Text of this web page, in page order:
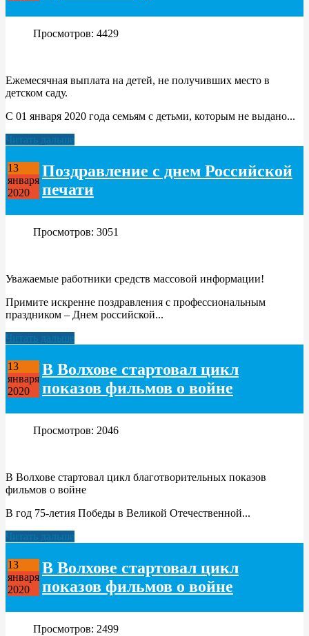
Просмотров: 4429
Ежемесячная выплата на детей, не получивших место в
детском саду.
С 01 января 2020 года семьям с детьми, которым не выдано...
Читать дальше
13
января
2020
Поздравление с днем Российской
печати
Просмотров: 3051
Уважаемые работники средств массовой информации!
Примите искренне поздравления с профессиональным
праздником – Днем российской...
Читать дальше
13
января
2020
В Волхове стартовал цикл
показов фильмов о войне
Просмотров: 2046
В Волхове стартовал цикл благотворительных показов
фильмов о войне
В год 75-летия Победы в Великой Отечественной...
Читать дальше
13
января
2020
В Волхове стартовал цикл
показов фильмов о войне
Просмотров: 2499